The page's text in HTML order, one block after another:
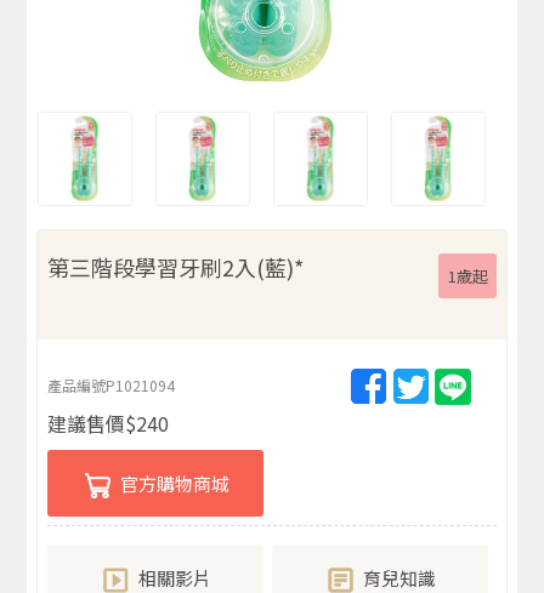
第三階段學習牙刷2入(藍)* 1歲起
產品編號P1021094
建議售價$240
官方購物商城
相關影片 育兒知識